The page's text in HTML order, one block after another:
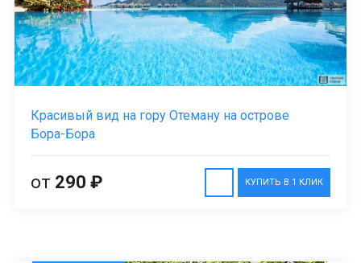
Красивый вид на гору Отеману на острове
Бора-Бора
КУПИТЬ В 1 КЛИК
от 290 ₽